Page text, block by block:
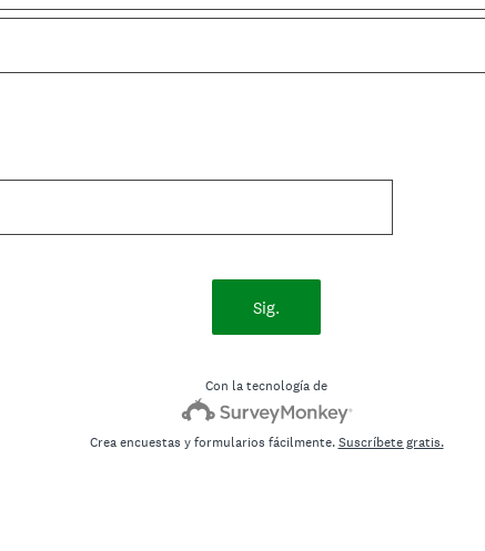
Sig.
Con la tecnología de
Crea encuestas y formularios fácilmente.Suscríbete gratis.